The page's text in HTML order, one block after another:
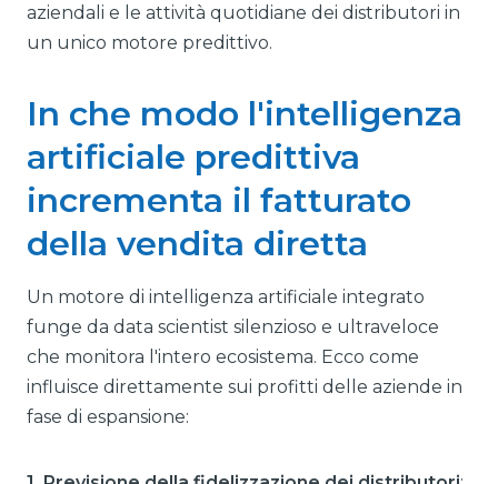
aziendali e le attività quotidiane dei distributori in
un unico motore predittivo.
In che modo l'intelligenza
artificiale predittiva
incrementa il fatturato
della vendita diretta
Un motore di intelligenza artificiale integrato
funge da data scientist silenzioso e ultraveloce
che monitora l'intero ecosistema. Ecco come
influisce direttamente sui profitti delle aziende in
fase di espansione: